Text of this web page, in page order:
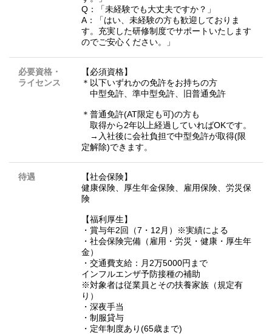
Q：「未経験でも大丈夫ですか？」
A：「はい、未経験の方も歓迎しておりま
す。充実した研修制度でサポートいたします
のでご安心ください。」
必要資格・
ライセンス
【必須資格】
＊以下いずれかの免許をお持ちの方
中型免許、準中型免許、旧普通免許
＊普通免許(AT限定も可)の方も
取得から2年以上経過していればOKです。
→入社後に会社負担で中型免許が取得(限
定解除)できます。
待遇
【社会保険】
健康保険、厚生年金保険、雇用保険、労災保
険
【福利厚生】
・賞与年2回（7・12月）※実績による
・社会保険完備（雇用・労災・健康・厚生年
金）
・交通費支給：月2万5000円まで
インフルエンザ予防接種の補助
※対象者は従業員とその扶養家族（規定有
り）
・深夜手当
・制服貸与
・定年制度あり(65歳まで)